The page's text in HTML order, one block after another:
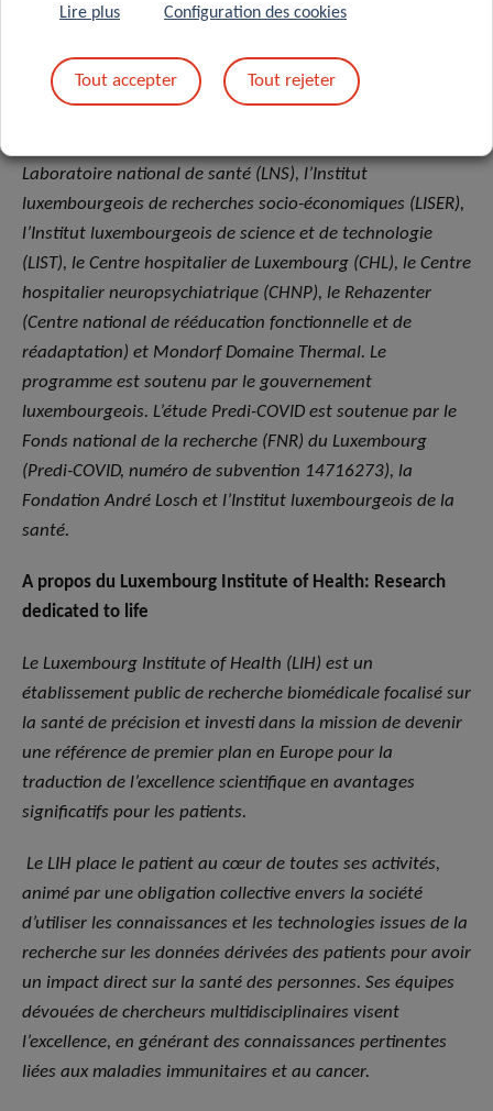
Research Luxembourg en coopération avec un consortium
d’acteurs nationaux comprenant l’Institut luxembourgeois
de la santé (LIH), l’Université du Luxembourg (uni. lu), le
Laboratoire national de santé (LNS), l’Institut
luxembourgeois de recherches socio-économiques (LISER),
l’Institut luxembourgeois de science et de technologie
(LIST), le Centre hospitalier de Luxembourg (CHL), le Centre
hospitalier neuropsychiatrique (CHNP), le Rehazenter
(Centre national de rééducation fonctionnelle et de
réadaptation) et Mondorf Domaine Thermal. Le
programme est soutenu par le gouvernement
luxembourgeois. L’étude Predi-COVID est soutenue par le
Fonds national de la recherche (FNR) du Luxembourg
(Predi-COVID, numéro de subvention 14716273), la
Fondation André Losch et l’Institut luxembourgeois de la
santé.
A propos du Luxembourg Institute of Health: Research
dedicated to life
Le Luxembourg Institute of Health (LIH) est un
établissement public de recherche biomédicale focalisé sur
la santé de précision et investi dans la mission de devenir
une référence de premier plan en Europe pour la
traduction de l’excellence scientifique en avantages
significatifs pour les patients.
Le LIH place le patient au cœur de toutes ses activités,
animé par une obligation collective envers la société
d’utiliser les connaissances et les technologies issues de la
recherche sur les données dérivées des patients pour avoir
un impact direct sur la santé des personnes. Ses équipes
dévouées de chercheurs multidisciplinaires visent
l’excellence, en générant des connaissances pertinentes
liées aux maladies immunitaires et au cancer.
Lire plus Configuration des cookies
Tout accepter Tout rejeter